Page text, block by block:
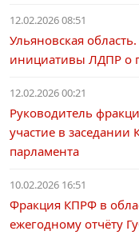
12.02.2026 08:51
Ульяновская
инициативы ЛДПР о
12.02.2026 00:21
Руководитель
участие в заседании
парламента
10.02.2026 16:51
Фракция КПРФ в
ежегодному отчёту